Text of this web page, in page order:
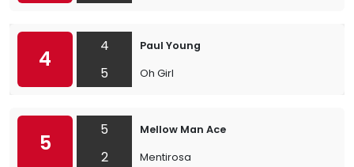
4
4
5
Paul Young
Oh Girl
5
5
2
Mellow Man Ace
Mentirosa